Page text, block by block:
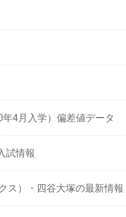
4月入学）偏差値データ
試情報
ス）・四谷大塚の最新情報